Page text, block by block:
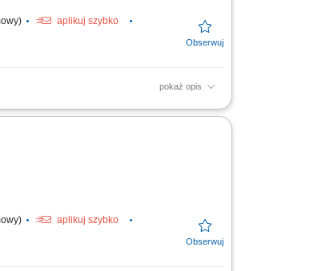
aplikuj szybko
pokaż opis
aplikuj szybko